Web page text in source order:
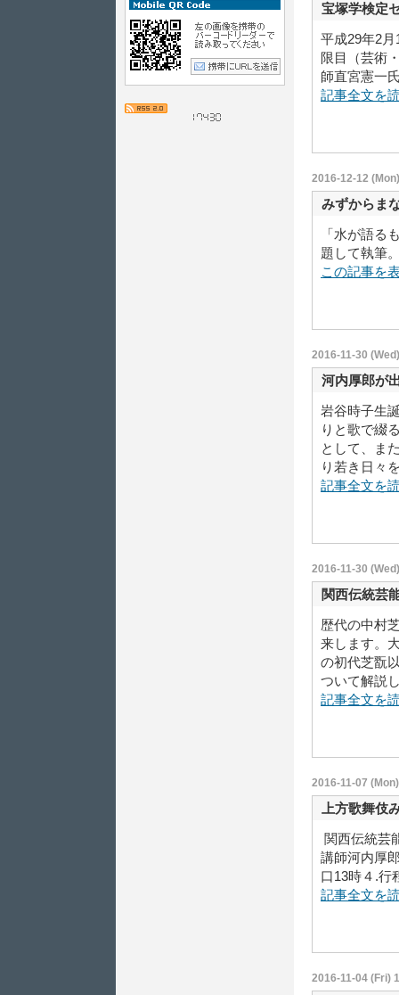
宝塚学検定
平成29年2
限目（芸術
師直宮憲一
記事全文を
2016-12-12
みずからま
「水が語る
題して執筆
この記事を
2016-11-30
河内厚郎が
岩谷時子生
りと歌で綴
として、ま
り若き日々
記事全文を
2016-11-30
関西伝統芸
歴代の中村
来します。
の初代芝翫
ついて解説
記事全文を
2016-11-07
上方歌舞伎
関西伝統芸
講師河内厚
口13時４.行
記事全文を
2016-11-04 (Fri)